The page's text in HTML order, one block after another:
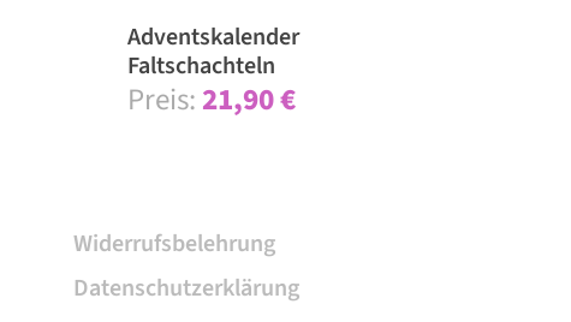
Ad­ventskalender
Faltschachteln
21,90€
Widerrufsbelehrung
Datenschutzerklärung